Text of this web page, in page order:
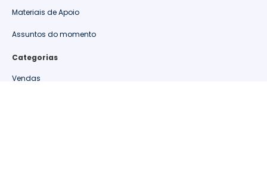
Materiais de Apoio
Assuntos do momento
Categorias
Vendas